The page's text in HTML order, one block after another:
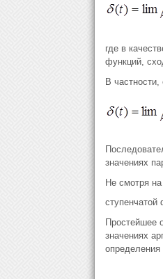
где в
функций,
В
значениях
Не смотря
ступенчатой
Простейшее
значениях